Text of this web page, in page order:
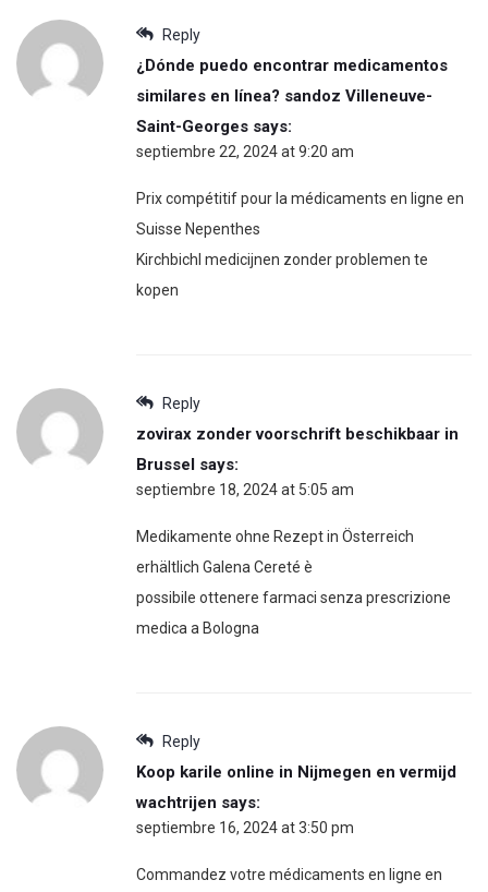
Reply
¿Dónde puedo encontrar medicamentos
similares en línea? sandoz Villeneuve-
Saint-Georges says:
septiembre 22, 2024 at 9:20 am
Prix compétitif pour la médicaments en ligne en
Suisse Nepenthes
Kirchbichl medicijnen zonder problemen te
kopen
Reply
zovirax zonder voorschrift beschikbaar in
Brussel says:
septiembre 18, 2024 at 5:05 am
Medikamente ohne Rezept in Österreich
erhältlich Galena Cereté è
possibile ottenere farmaci senza prescrizione
medica a Bologna
Reply
Koop karile online in Nijmegen en vermijd
wachtrijen says:
septiembre 16, 2024 at 3:50 pm
Commandez votre médicaments en ligne en